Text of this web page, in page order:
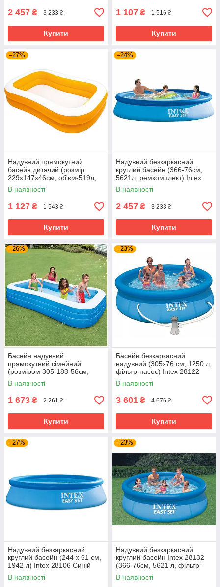
2 457 ₴ 3 233 ₴
Купити
1 107 ₴ 1 516 ₴
Купити
–27%
Надувний прямокутний
басейн дитячий (розмір
229х147х46см, об'єм-519л,
ремкомплект) Intex 57181
В наявності
1 127 ₴ 1 543 ₴
Купити
–24%
Надувний безкаркасний
круглий басейн (366-76см,
5621л, ремкомплект) Intex
28130 Блакитний
В наявності
2 457 ₴ 3 233 ₴
Купити
–26%
Басейн надувний
прямокутний сімейний
(розміром 305-183-56см,
об'єм: 1050л, ремкомплект)
Intex 58484
В наявності
1 673 ₴ 2 261 ₴
Купити
–23%
Басейн безкаркасний
надувний (305х76 см, 1250 л,
фільтр-насос) Intex 28122
Синій
В наявності
3 601 ₴ 4 676 ₴
Купити
–27%
Надувний безкаркасний
круглий басейн (244 х 61 см,
1942 л) Intex 28106 Синій
В наявності
–23%
Надувний безкаркасний
круглий басейн Intex 28132
(366-76см, 5621 л, фільтр-
насос 230V) Синій
В наявності